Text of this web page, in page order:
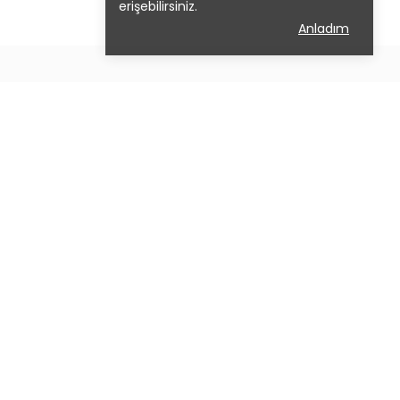
erişebilirsiniz.
Anladım